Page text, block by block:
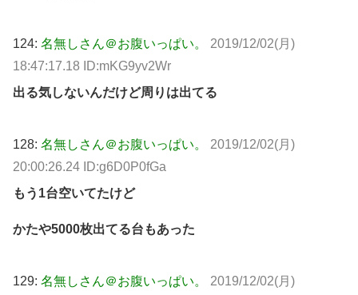
124: 名無しさん＠お腹いっぱい。
2019/12/02(月)
18:47:17.18 ID:mKG9yv2Wr
出る気しないんだけど周りは出てる
128: 名無しさん＠お腹いっぱい。
2019/12/02(月)
20:00:26.24 ID:g6D0P0fGa
もう1台空いてたけど
かたや5000枚出てる台もあった
129: 名無しさん＠お腹いっぱい。
2019/12/02(月)